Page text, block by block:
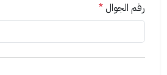
رقم الجوال*